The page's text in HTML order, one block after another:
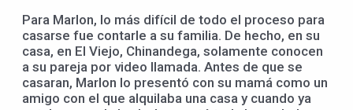
Para Marlon, lo más difícil de todo el proceso para
casarse fue contarle a su familia. De hecho, en su
casa, en El Viejo, Chinandega, solamente conocen
a su pareja por video llamada. Antes de que se
casaran, Marlon lo presentó con su mamá como un
amigo con el que alquilaba una casa y cuando ya